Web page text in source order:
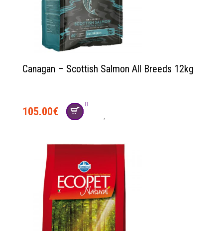
Canagan – Scottish Salmon All Breeds 12kg
105.00€